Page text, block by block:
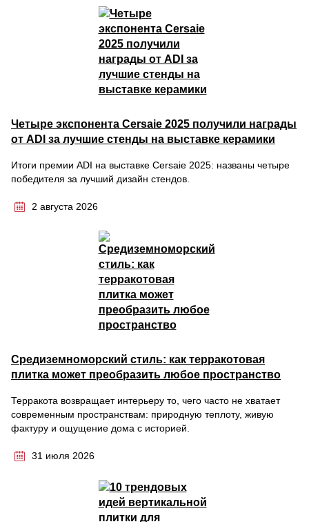
Четыре экспонента Cersaie 2025 получили награды
от ADI за лучшие стенды на выставке керамики
Итоги премии ADI на выставке Cersaie 2025: названы четыре
победителя за лучший дизайн стендов.
2 августа 2026
Средиземноморский стиль: как терракотовая
плитка может преобразить любое пространство
Терракота возвращает интерьеру то, чего часто не хватает
современным пространствам: природную теплоту, живую
фактуру и ощущение дома с историей.
31 июля 2026